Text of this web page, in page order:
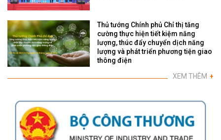
Thủ tướng Chính phủ Chỉ thị tăng
cường thực hiện tiết kiệm năng
lượng, thúc đẩy chuyển dịch năng
lượng và phát triển phương tiện giao
thông điện
XEM THÊM +